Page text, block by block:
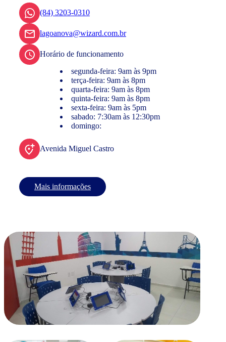
(84) 3203-0310
lagoanova@wizard.com.br
Horário de funcionamento
segunda-feira: 9am às 9pm
terça-feira: 9am às 8pm
quarta-feira: 9am às 8pm
quinta-feira: 9am às 8pm
sexta-feira: 9am às 5pm
sabado: 7:30am às 12:30pm
domingo:
Avenida Miguel Castro
Mais informações